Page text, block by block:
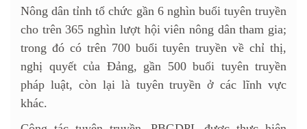
Nông dân tỉnh tổ chức gần 6 nghìn buổi tuyên truyền
cho trên 365 nghìn lượt hội viên nông dân tham gia;
trong đó có trên 700 buổi tuyên truyền về chỉ thị,
nghị quyết của Đảng, gần 500 buổi tuyên truyền
pháp luật, còn lại là tuyên truyền ở các lĩnh vực
khác.